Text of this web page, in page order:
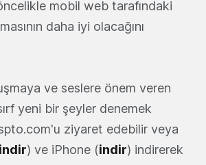
mobil web tarafındaki
daha iyi olacağını
ve seslere önem veren
yeni bir şeyler denemek
ziyaret edebilir veya
indir) ve iPhone (indir) indirerek